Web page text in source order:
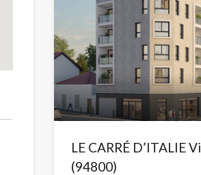
LE CARRÉ D’ITALIE
(94800)